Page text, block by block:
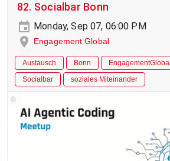
82. Socialbar Bonn
Monday, Sep 07, 06:00 PM
Engagement Global
Austausch Bonn EngagementGlobal
Socialbar
soziales Miteinander